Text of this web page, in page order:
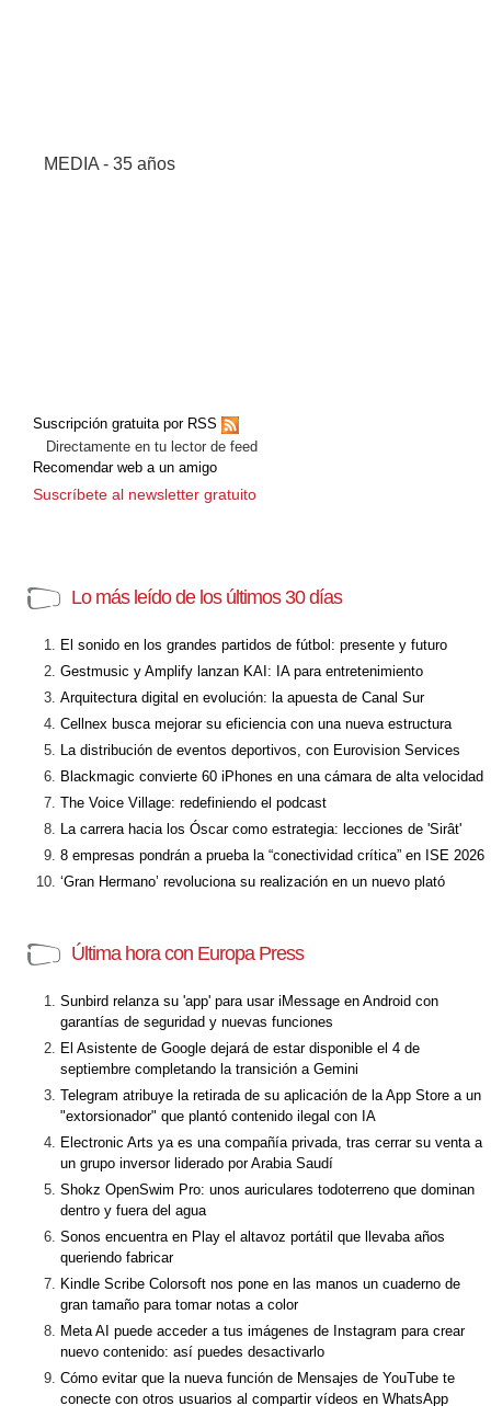
MEDIA - 35 años
Suscripción gratuita por RSS
Directamente en tu lector de feed
Recomendar web a un amigo
Suscríbete al newsletter gratuito
Lo más leído de los últimos 30 días
El sonido en los grandes partidos de fútbol: presente y futuro
Gestmusic y Amplify lanzan KAI: IA para entretenimiento
Arquitectura digital en evolución: la apuesta de Canal Sur
Cellnex busca mejorar su eficiencia con una nueva estructura
La distribución de eventos deportivos, con Eurovision Services
Blackmagic convierte 60 iPhones en una cámara de alta velocidad
The Voice Village: redefiniendo el podcast
La carrera hacia los Óscar como estrategia: lecciones de 'Sirât'
8 empresas pondrán a prueba la “conectividad crítica” en ISE 2026
‘Gran Hermano’ revoluciona su realización en un nuevo plató
Última hora con Europa Press
Sunbird relanza su 'app' para usar iMessage en Android con
garantías de seguridad y nuevas funciones
El Asistente de Google dejará de estar disponible el 4 de
septiembre completando la transición a Gemini
Telegram atribuye la retirada de su aplicación de la App Store a un
"extorsionador" que plantó contenido ilegal con IA
Electronic Arts ya es una compañía privada, tras cerrar su venta a
un grupo inversor liderado por Arabia Saudí
Shokz OpenSwim Pro: unos auriculares todoterreno que dominan
dentro y fuera del agua
Sonos encuentra en Play el altavoz portátil que llevaba años
queriendo fabricar
Kindle Scribe Colorsoft nos pone en las manos un cuaderno de
gran tamaño para tomar notas a color
Meta AI puede acceder a tus imágenes de Instagram para crear
nuevo contenido: así puedes desactivarlo
Cómo evitar que la nueva función de Mensajes de YouTube te
conecte con otros usuarios al compartir vídeos en WhatsApp